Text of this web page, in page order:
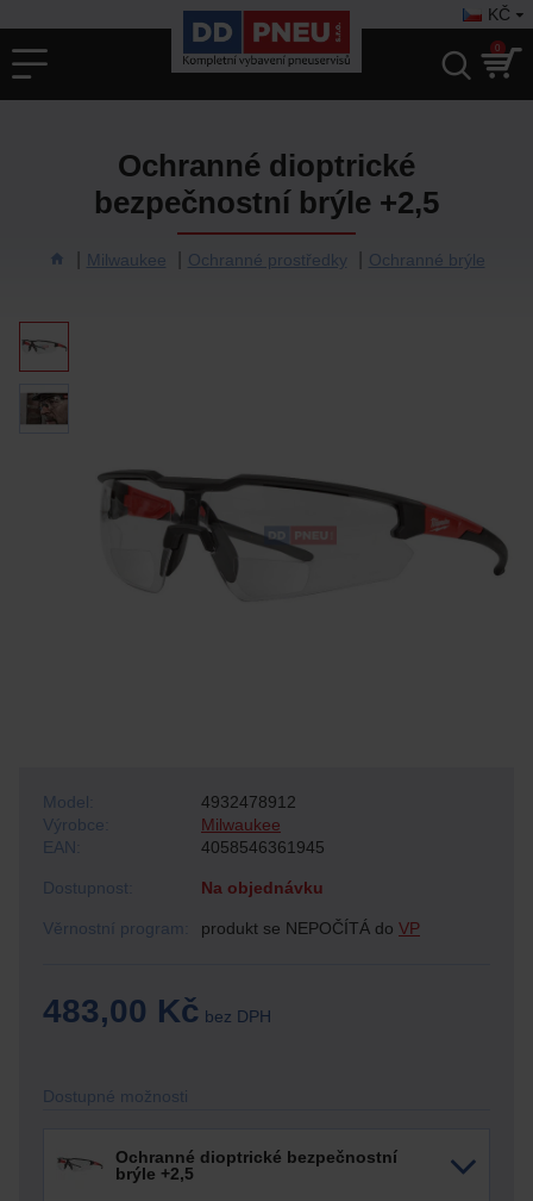
KČ
0
Milwaukee Ochranné prostředky Ochranné brýle
Ochranné dioptrické
bezpečnostní brýle +2,5
483,00 Kč bez DPH
Věrnostní program: produkt se NEPOČÍTÁ do VP
Dostupnost: Na objednávku
Výrobce: Milwaukee
Model: 4932478912
EAN: 4058546361945
Dostupné možnosti
Ochranné dioptrické bezpečnostní
brýle +2,5